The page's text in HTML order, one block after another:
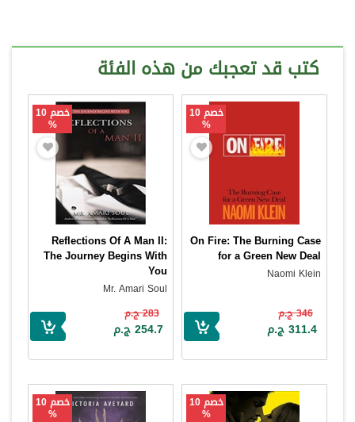
كتب قد تعجبك من هذه الفئة
خصم 10
%
On Fire: The Burning Case
for a Green New Deal
Naomi Klein
346 ج.م
311.4 ج.م
خصم 10
%
Reflections Of A Man II:
The Journey Begins With
You
Mr. Amari Soul
283 ج.م
254.7 ج.م
خصم 10
%
خصم 10
%